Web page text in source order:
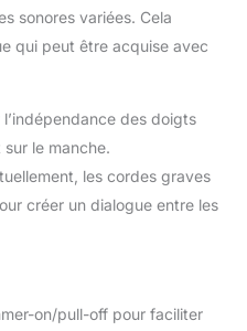
sonores variées. Cela
qui peut être acquise avec
l’indépendance des doigts
le manche.
les cordes graves
créer un dialogue entre les
on/pull-off pour faciliter